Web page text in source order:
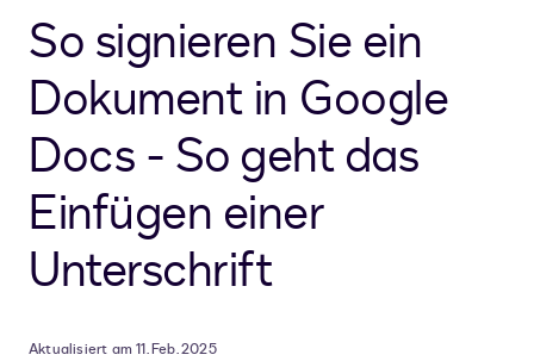
So signieren Sie ein
Dokument in Google
Docs - So geht das
Einfügen einer
Unterschrift
Aktualisiert am 11. Feb. 2025